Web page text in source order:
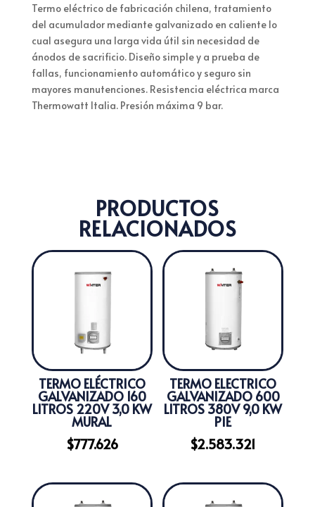
LITROS
220V
1,5
KW
MURAL
CANTIDAD
Termo eléctrico de fabricación chilena, tratamiento
del acumulador mediante galvanizado en caliente lo
cual asegura una larga vida útil sin necesidad de
ánodos de sacrificio. Diseño simple y a prueba de
fallas, funcionamiento automático y seguro sin
mayores manutenciones. Resistencia eléctrica marca
Thermowatt Italia. Presión máxima 9 bar.
PRODUCTOS
RELACIONADOS
TERMO ELÉCTRICO
GALVANIZADO 160
LITROS 220V 3,0 KW
MURAL
$777.626
TERMO ELECTRICO
GALVANIZADO 600
LITROS 380V 9,0 KW
PIE
$2.583.321